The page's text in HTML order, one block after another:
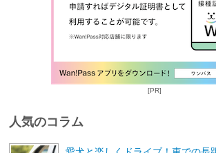
[PR]
人気のコラム